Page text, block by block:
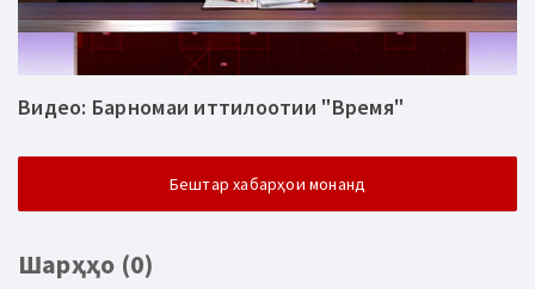
Видео: Барномаи иттилоотии "Время"
Бештар хабарҳои монанд
Шарҳҳо (0)